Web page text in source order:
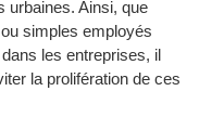
urbaines. Ainsi, que
simples employés
les entreprises, il
la prolifération de ces